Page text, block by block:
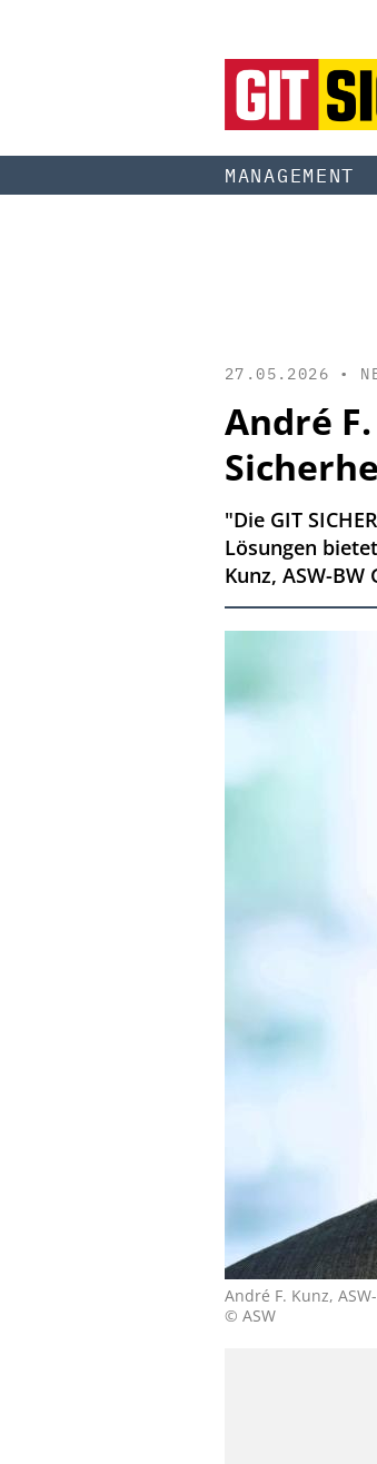
MANAGEMENT
27.05.2026 •
André F.
"Die GIT
Lösungen
Kunz, ASW-
André F. Kunz,
© ASW